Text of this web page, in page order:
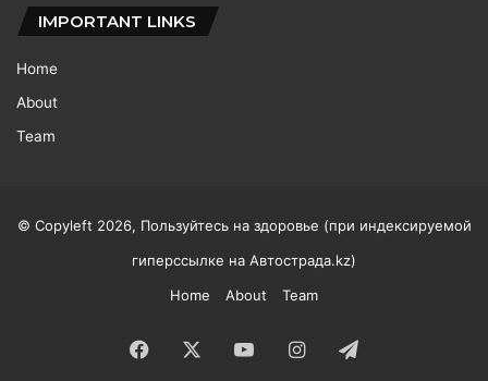
IMPORTANT LINKS
Home
About
Team
© Copyleft 2026, Пользуйтесь на здоровье (при индексируемой
гиперссылке на Автострада.kz)
Home
About Team
Facebook YouTubeInstagram